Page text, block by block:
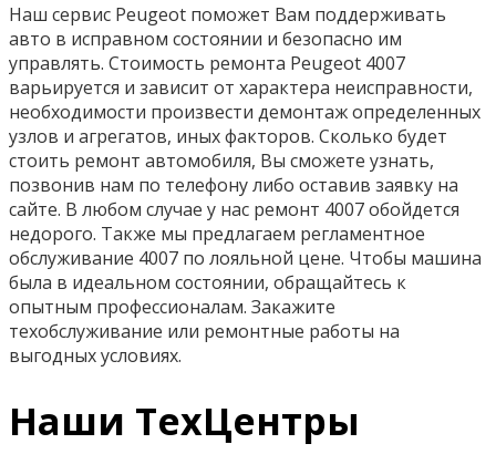
Наш сервис Peugeot поможет Вам поддерживать
авто в исправном состоянии и безопасно им
управлять. Стоимость ремонта Peugeot 4007
варьируется и зависит от характера неисправности,
необходимости произвести демонтаж определенных
узлов и агрегатов, иных факторов. Сколько будет
стоить ремонт автомобиля, Вы сможете узнать,
позвонив нам по телефону либо оставив заявку на
сайте. В любом случае у нас ремонт 4007 обойдется
недорого. Также мы предлагаем регламентное
обслуживание 4007 по лояльной цене. Чтобы машина
была в идеальном состоянии, обращайтесь к
опытным профессионалам. Закажите
техобслуживание или ремонтные работы на
выгодных условиях.
Наши ТехЦентры